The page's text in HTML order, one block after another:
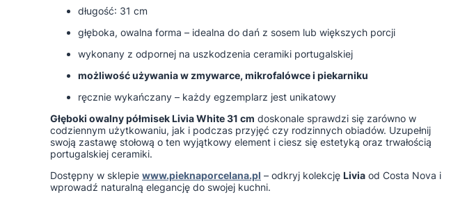
długość: 31 cm
głęboka, owalna forma – idealna do dań z sosem lub większych porcji
wykonany z odpornej na uszkodzenia ceramiki portugalskiej
możliwość używania w zmywarce, mikrofalówce i piekarniku
ręcznie wykańczany – każdy egzemplarz jest unikatowy
Głęboki owalny półmisek Livia White 31 cm doskonale sprawdzi się zarówno w
codziennym użytkowaniu, jak i podczas przyjęć czy rodzinnych obiadów. Uzupełnij
swoją zastawę stołową o ten wyjątkowy element i ciesz się estetyką oraz trwałością
portugalskiej ceramiki.
Dostępny w sklepie www.pieknaporcelana.pl – odkryj kolekcję Livia od Costa Nova i
wprowadź naturalną elegancję do swojej kuchni.